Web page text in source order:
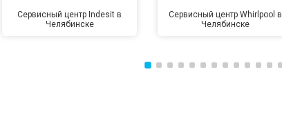
Сервисный центр Indesit в
Челябинске
Сервисный центр Whirlpool в
Челябинске